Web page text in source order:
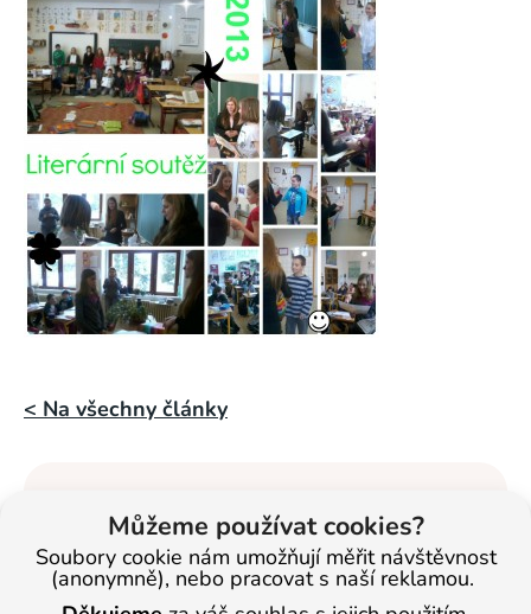
Můžeme používat cookies?
Soubory cookie nám umožňují měřit návštěvnost
(anonymně), nebo pracovat s naší reklamou.
< Na všechny články
Masopustová
Vzdělávání dětí se
věnuje od roku